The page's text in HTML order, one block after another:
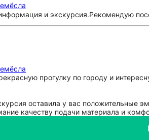
и экскурсия.Рекомендую
прогулку по городу и
оставила у вас положительные
качеству подачи материала и